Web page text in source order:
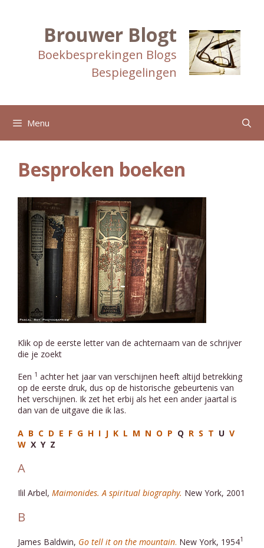
Brouwer Blogt
Boekbesprekingen Blogs
Bespiegelingen
Menu
Besproken boeken
Klik op de eerste letter van de achternaam van de schrijver
die je zoekt
Een 1 achter het jaar van verschijnen heeft altijd betrekking
op de eerste druk, dus op de historische gebeurtenis van
het verschijnen. Ik zet het erbij als het een ander jaartal is
dan van de uitgave die ik las.
A B C D E F G H I J K L M N O P Q R S T U V
W X Y Z
A
Ilil Arbel, Maimonides. A spiritual biography. New York, 2001
B
James Baldwin, Go tell it on the mountain. New York, 19541